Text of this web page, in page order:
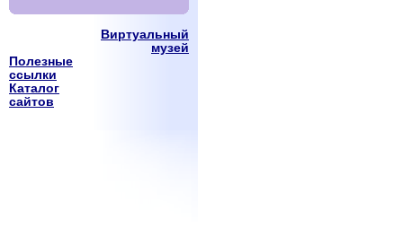
Виртуальный
музей
Полезные
ссылки
Каталог
сайтов